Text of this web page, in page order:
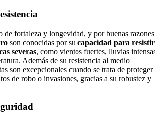
de fortaleza y longevidad, y por buenas
son conocidas por su capacidad para resistir
severas, como vientos fuertes, lluvias
Además de su resistencia al medio
son excepcionales cuando se trata de proteger
de robo o invasiones, gracias a su robustez y